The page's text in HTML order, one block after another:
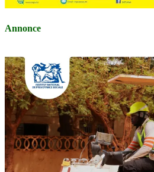
Annonce